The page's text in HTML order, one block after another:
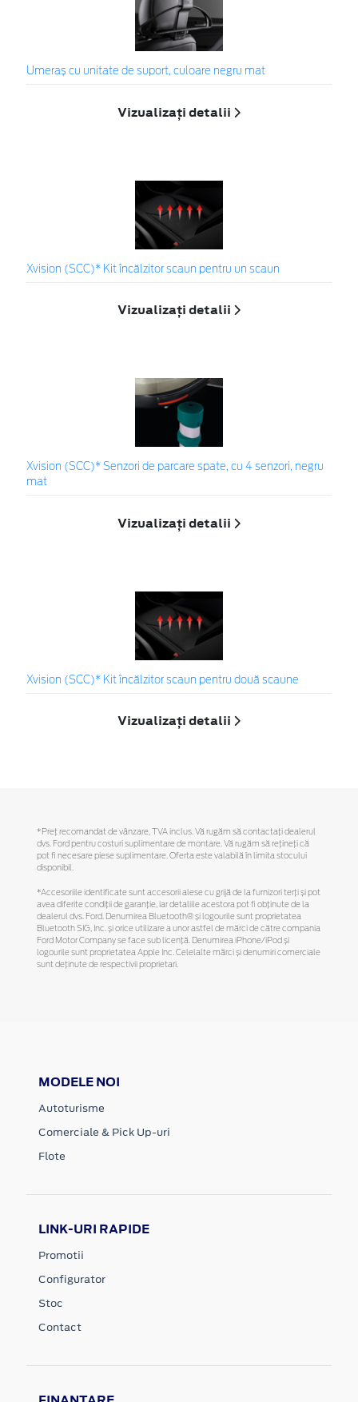
Umeraș cu unitate de suport, culoare negru mat
Vizualizați detalii
Xvision (SCC)* Kit încălzitor scaun pentru un scaun
Vizualizați detalii
Xvision (SCC)* Senzori de parcare spate, cu 4 senzori, negru
mat
Vizualizați detalii
Xvision (SCC)* Kit încălzitor scaun pentru două scaune
Vizualizați detalii
*Preţ recomandat de vânzare, TVA inclus. Vă rugăm să contactaţi dealerul
dvs. Ford pentru costuri suplimentare de montare. Vă rugăm să reţineţi că
pot fi necesare piese suplimentare. Oferta este valabilă în limita stocului
disponibil.
*Accesoriile identificate sunt accesorii alese cu grijă de la furnizori terți și pot
avea diferite condiții de garanție, iar detaliile acestora pot fi obținute de la
dealerul dvs. Ford. Denumirea Bluetooth® și logourile sunt proprietatea
Bluetooth SIG, Inc. și orice utilizare a unor astfel de mărci de către compania
Ford Motor Company se face sub licență. Denumirea iPhone/iPod și
logourile sunt proprietatea Apple Inc. Celelalte mărci și denumiri comerciale
sunt deținute de respectivii proprietari.
MODELE NOI
Autoturisme
Comerciale & Pick Up-uri
Flote
LINK-URI RAPIDE
Promotii
Configurator
Stoc
Contact